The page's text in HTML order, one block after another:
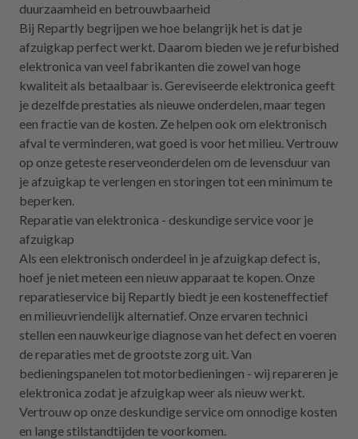
duurzaamheid en betrouwbaarheid
Bij Repartly begrijpen we hoe belangrijk het is dat je
afzuigkap perfect werkt. Daarom bieden we je refurbished
elektronica van veel fabrikanten die zowel van hoge
kwaliteit als betaalbaar is. Gereviseerde elektronica geeft
je dezelfde prestaties als nieuwe onderdelen, maar tegen
een fractie van de kosten. Ze helpen ook om elektronisch
afval te verminderen, wat goed is voor het milieu. Vertrouw
op onze geteste reserveonderdelen om de levensduur van
je afzuigkap te verlengen en storingen tot een minimum te
beperken.
Reparatie van elektronica - deskundige service voor je
afzuigkap
Als een elektronisch onderdeel in je afzuigkap defect is,
hoef je niet meteen een nieuw apparaat te kopen. Onze
reparatieservice bij Repartly biedt je een kosteneffectief
en milieuvriendelijk alternatief. Onze ervaren technici
stellen een nauwkeurige diagnose van het defect en voeren
de reparaties met de grootste zorg uit. Van
bedieningspanelen tot motorbedieningen - wij repareren je
elektronica zodat je afzuigkap weer als nieuw werkt.
Vertrouw op onze deskundige service om onnodige kosten
en lange stilstandtijden te voorkomen.